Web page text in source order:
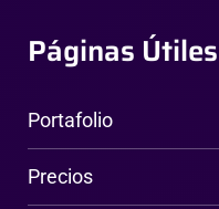
Páginas Útiles
Portafolio
Precios